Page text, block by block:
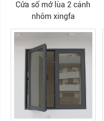
Cửa sổ mở lùa 2 cánh
nhôm xingfa